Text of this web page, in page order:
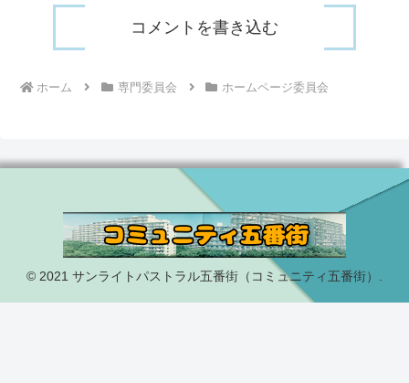
コメントを書き込む
ホーム 専門委員会 ホームページ委員会
© 2021 サンライトパストラル五番街（コミュニティ五番街）.